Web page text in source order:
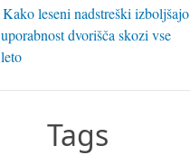
Kako leseni nadstreški izboljšajo
uporabnost dvorišča skozi vse
leto
Tags